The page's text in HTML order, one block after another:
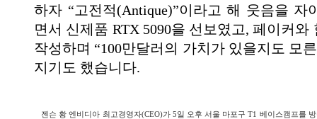
하자 “고전적(Antique)”이라고 해 웃음을 자
면서 신제품 RTX 5090을 선보였고, 페이커와
작성하며 “100만달러의 가치가 있을지도 모
지기도 했습니다.
젠슨 황 엔비디아 최고경영자(CEO)가 5일 오후 서울 마포구 T1 베이스캠프를